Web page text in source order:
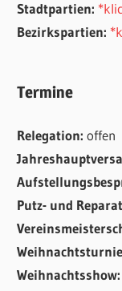
Stadtpartien:
Bezirkspartien:
Termine
Relegation:offen
Putz- und